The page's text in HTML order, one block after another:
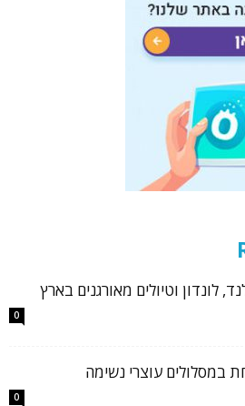
לונדון וטיולים מאורגנים בארץ
0
במסלולים עוצרי נשימה
0